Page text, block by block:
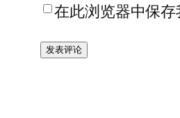
在此浏览器中保